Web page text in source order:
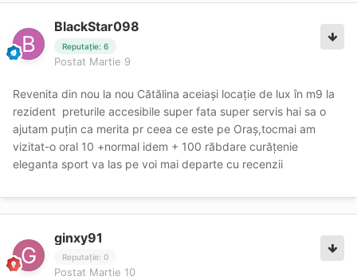
BlackStar098
Reputație: 6
Postat Martie 9
Revenita din nou la nou Cătălina aceiași locație de lux în m9 la
rezident preturile accesibile super fata super servis hai sa o
ajutam puțin ca merita pr ceea ce este pe Oraș,tocmai am
vizitat-o oral 10 +normal idem + 100 răbdare curățenie
eleganta sport va las pe voi mai departe cu recenzii
ginxy91
Reputație: 0
Postat Martie 10